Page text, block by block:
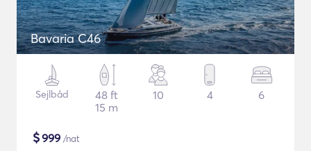
Bavaria C46
Sejlbåd
48 ft
15 m
10 4 6
$999 /nat